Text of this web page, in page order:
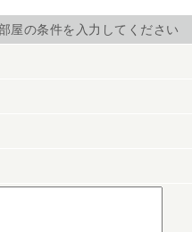
屋の条件を入力してください